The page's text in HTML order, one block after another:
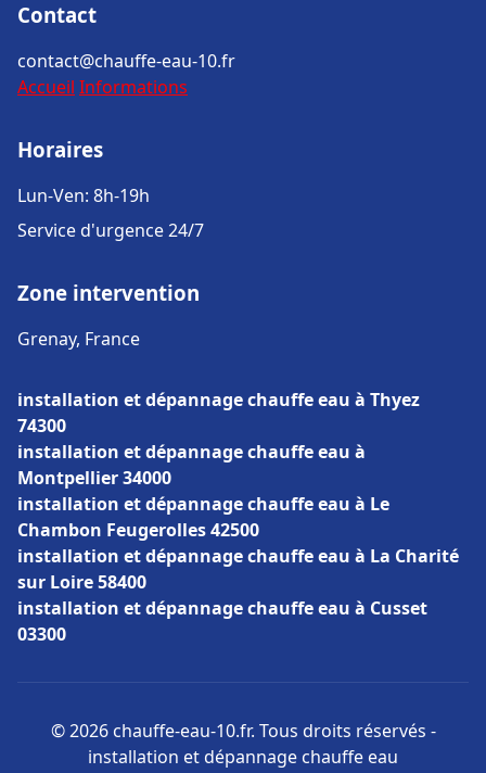
Contact
contact@chauffe-eau-10.fr
Accueil Informations
Horaires
Lun-Ven: 8h-19h
Service d'urgence 24/7
Zone intervention
Grenay, France
installation et dépannage chauffe eau à Thyez
74300
installation et dépannage chauffe eau à
Montpellier 34000
installation et dépannage chauffe eau à Le
Chambon Feugerolles 42500
installation et dépannage chauffe eau à La Charité
sur Loire 58400
installation et dépannage chauffe eau à Cusset
03300
© 2026 chauffe-eau-10.fr. Tous droits réservés -
installation et dépannage chauffe eau